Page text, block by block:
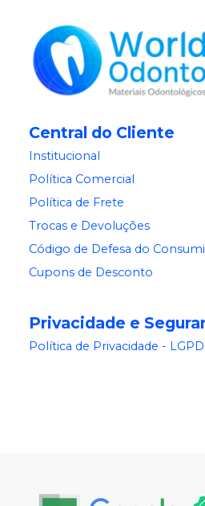
Central do Cliente
Institucional
Política Comercial
Política de Frete
Trocas e Devoluções
Código de Defesa do
Cupons de Desconto
Privacidade e
Política de Privacidade - LGPD